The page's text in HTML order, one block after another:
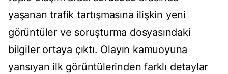
yaşanan trafik tartışmasına ilişkin yeni
görüntüler ve soruşturma dosyasındaki
bilgiler ortaya çıktı. Olayın kamuoyuna
yansıyan ilk görüntülerinden farklı detaylar